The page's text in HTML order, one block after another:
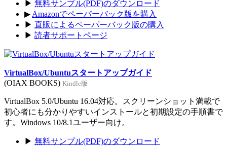
▶ 無料サンプル(PDF)のダウンロード
▶ Amazonでペーパーバック版を購入
▶ 直販によるペーパーバック版の購入
▶ 読者サポートページ
VirtualBox/Ubuntuスタートアップガイド
(OIAX BOOKS) Kindle版
VirtualBox 5.0/Ubuntu 16.04対応。スクリーンショット満載で
初心者にも分かりやすいインストールと初期設定の手順書で
す。Windows 10/8.1ユーザー向け。
▶ 無料サンプル(PDF)のダウンロード